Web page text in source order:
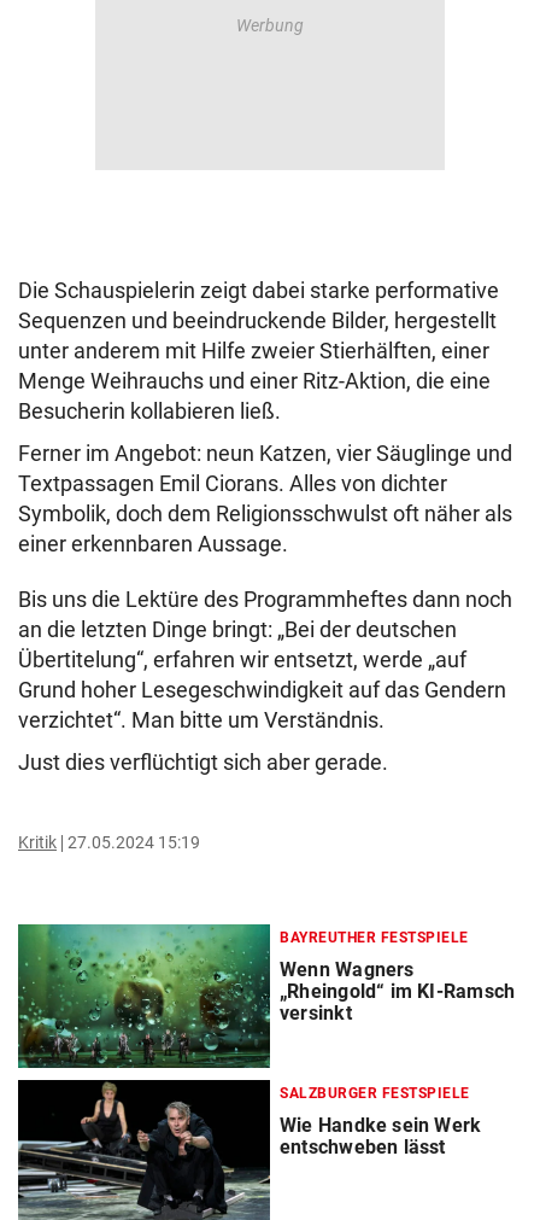
Die Schauspielerin zeigt dabei starke performative
Sequenzen und beeindruckende Bilder, hergestellt
unter anderem mit Hilfe zweier Stierhälften, einer
Menge Weihrauchs und einer Ritz-Aktion, die eine
Besucherin kollabieren ließ.
Ferner im Angebot: neun Katzen, vier Säuglinge und
Textpassagen Emil Ciorans. Alles von dichter
Symbolik, doch dem Religionsschwulst oft näher als
einer erkennbaren Aussage.
Bis uns die Lektüre des Programmheftes dann noch
an die letzten Dinge bringt: „Bei der deutschen
Übertitelung“, erfahren wir entsetzt, werde „auf
Grund hoher Lesegeschwindigkeit auf das Gendern
verzichtet“. Man bitte um Verständnis.
Just dies verflüchtigt sich aber gerade.
Kritik 27.05.2024 15:19
BAYREUTHER FESTSPIELE
Wenn Wagners
„Rheingold“ im KI-Ramsch
versinkt
SALZBURGER FESTSPIELE
Wie Handke sein Werk
entschweben lässt